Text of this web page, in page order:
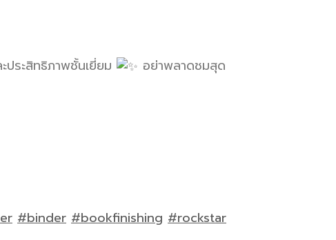
ประสิทธิภาพชั้นเยี่ยม
อย่าพลาดชมสุด
#binder #bookfinishing #rockstar